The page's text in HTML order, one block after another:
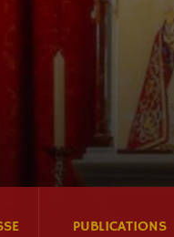
PUBLICATIONS